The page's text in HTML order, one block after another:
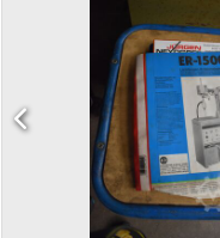
Hoogte: max. 2.785 mm
posities Automatische
touch-bediening
slijtagecompensatie
erosie voor geharde
1- of 2-assig beschikbaar
elektrodebewaking